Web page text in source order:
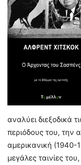
αναλύει διεξοδικά
περιόδους του, την
αμερικανική (1940-
μεγάλες ταινίες